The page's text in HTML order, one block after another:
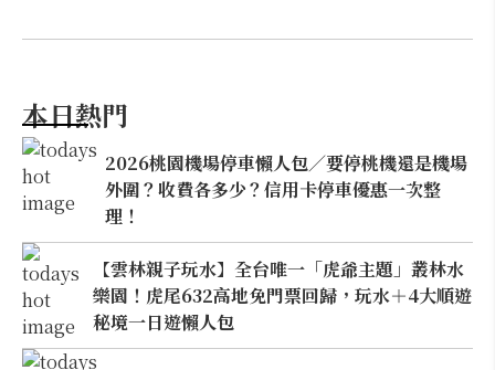
本日熱門
2026桃園機場停車懶人包／要停桃機還是機場
外圍？收費各多少？信用卡停車優惠一次整
理！
【雲林親子玩水】全台唯一「虎爺主題」叢林水
樂園！虎尾632高地免門票回歸，玩水＋4大順遊
秘境一日遊懶人包